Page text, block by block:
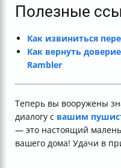
Полезные
Как извиниться
Как вернуть
Rambler
Теперь вы вооружены
диалогу с вашим
— это настоящий
вашего дома! Удачи в